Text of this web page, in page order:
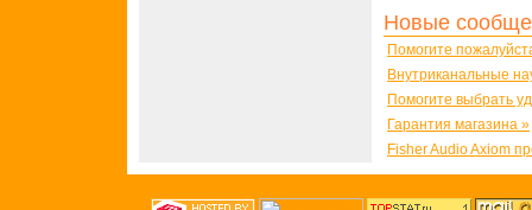
Новые
Помогите
Внутриканальные
Помогите выбрать
Гарантия магазина »
Fisher Audio Axiom